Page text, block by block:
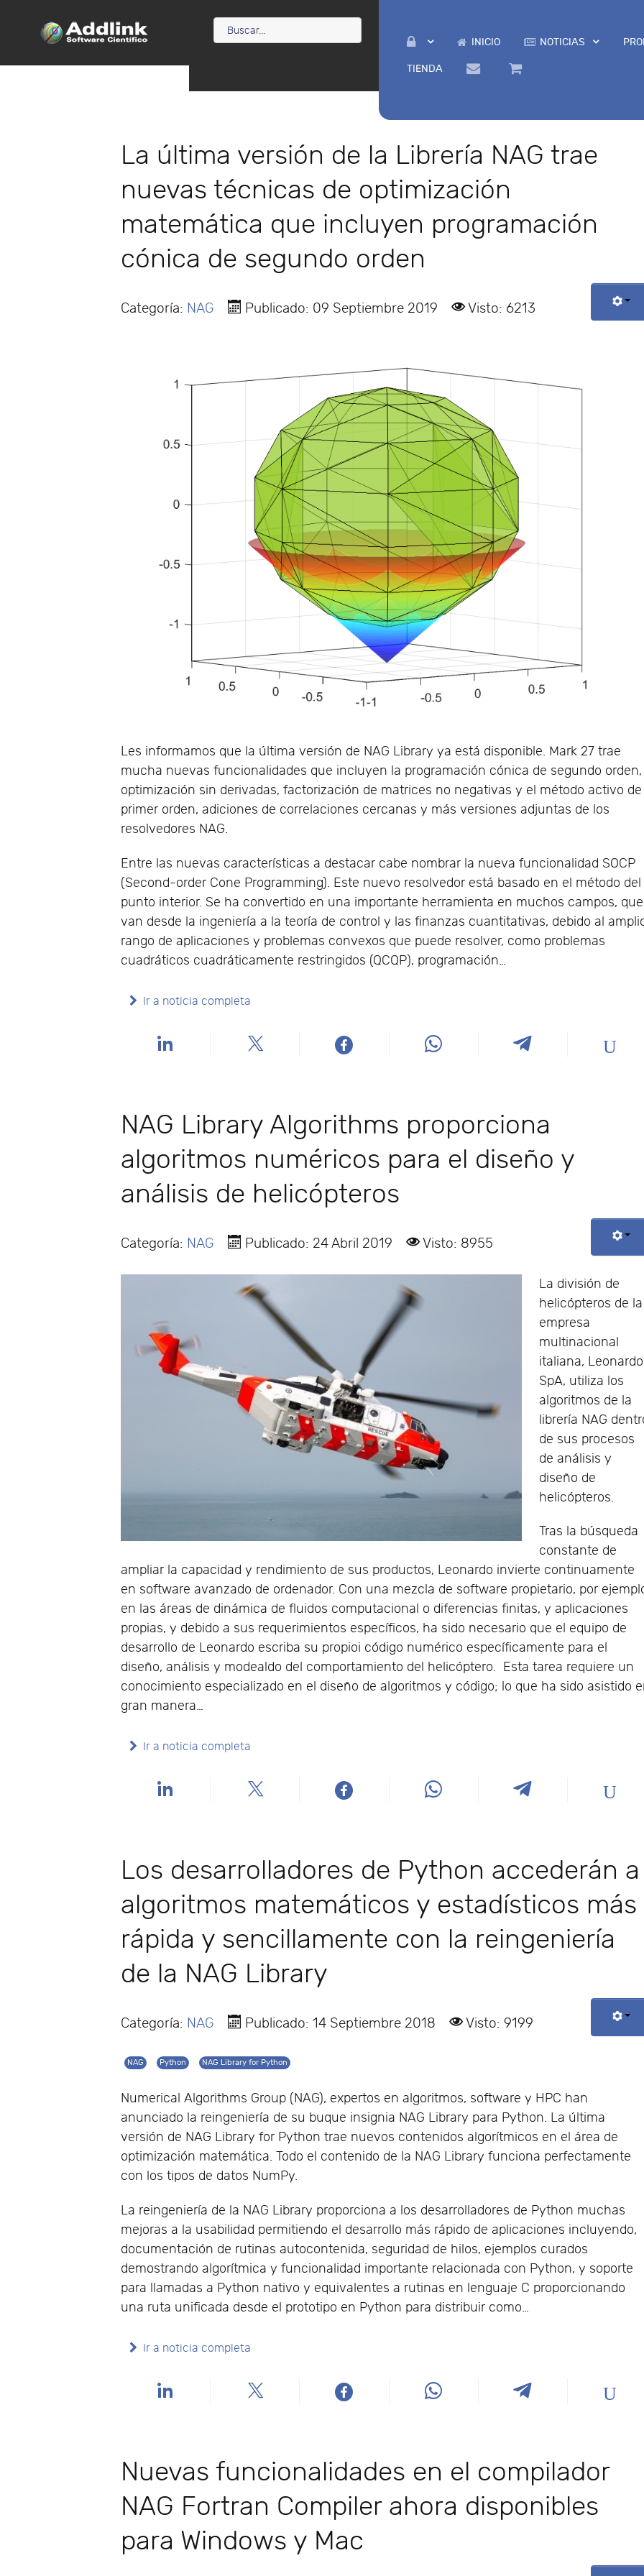
INICIO NOTICIAS
TIENDA
La última versión de la Librería NAG trae
nuevas técnicas de optimización
matemática que incluyen programación
cónica de segundo orden
Categoría: NAG Publicado: 09 Septiembre 2019 Visto: 6213
Les informamos que la última versión de NAG Library ya está disponible. Mark 27 trae
mucha nuevas funcionalidades que incluyen la programación cónica de segundo orden,
optimización sin derivadas, factorización de matrices no negativas y el método activo de
primer orden, adiciones de correlaciones cercanas y más versiones adjuntas de los
resolvedores NAG.
Entre las nuevas características a destacar cabe nombrar la nueva funcionalidad SOCP
(Second-order Cone Programming). Este nuevo resolvedor está basado en el método del
punto interior. Se ha convertido en una importante herramienta en muchos campos, que
van desde la ingeniería a la teoría de control y las finanzas cuantitativas, debido al
rango de aplicaciones y problemas convexos que puede resolver, como problemas
cuadráticos cuadráticamente restringidos (QCQP), programación…
Ir a noticia completa
NAG Library Algorithms proporciona
algoritmos numéricos para el diseño y
análisis de helicópteros
Categoría: NAG Publicado: 24 Abril 2019 Visto: 8955
La división de
helicópteros de la
empresa
multinacional
italiana, Leonardo
SpA, utiliza los
algoritmos de la
librería NAG
de sus procesos
de análisis y
diseño de
helicópteros.
Tras la búsqueda
constante de
ampliar la capacidad y rendimiento de sus productos, Leonardo invierte continuamente
en software avanzado de ordenador. Con una mezcla de software propietario, por
en las áreas de dinámica de fluidos computacional o diferencias finitas, y aplicaciones
propias, y debido a sus requerimientos específicos, ha sido necesario que el equipo de
desarrollo de Leonardo escriba su propioi código numérico específicamente para el
diseño, análisis y modealdo del comportamiento del helicóptero. Esta tarea requiere un
conocimiento especializado en el diseño de algoritmos y código; lo que ha sido asistido
gran manera…
Ir a noticia completa
Los desarrolladores de Python accederán a
algoritmos matemáticos y estadísticos más
rápida y sencillamente con la reingeniería
de la NAG Library
Categoría: NAG Publicado: 14 Septiembre 2018 Visto: 9199
NAG Python NAG Library for Python
Numerical Algorithms Group (NAG), expertos en algoritmos, software y HPC han
anunciado la reingeniería de su buque insignia NAG Library para Python. La última
versión de NAG Library for Python trae nuevos contenidos algorítmicos en el área de
optimización matemática. Todo el contenido de la NAG Library funciona perfectamente
con los tipos de datos NumPy.
La reingeniería de la NAG Library proporciona a los desarrolladores de Python muchas
mejoras a la usabilidad permitiendo el desarrollo más rápido de aplicaciones incluyendo,
documentación de rutinas autocontenida, seguridad de hilos, ejemplos curados
demostrando algorítmica y funcionalidad importante relacionada con Python, y soporte
para llamadas a Python nativo y equivalentes a rutinas en lenguaje C proporcionando
una ruta unificada desde el prototipo en Python para distribuir como…
Ir a noticia completa
Nuevas funcionalidades en el compilador
NAG Fortran Compiler ahora disponibles
para Windows y Mac